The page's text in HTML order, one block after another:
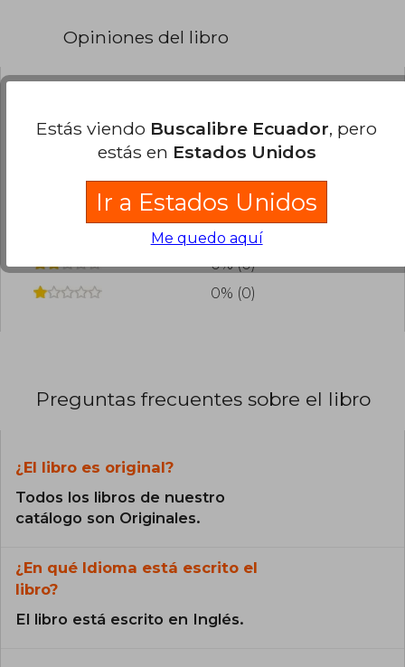
Opiniones del libro
agregar tu propia evaluación.
0% (0)
0% (0)
0% (0)
0% (0)
0% (0)
Preguntas frecuentes sobre el libro
¿El libro es original?
Todos los libros de nuestro
catálogo son Originales.
¿En qué Idioma está escrito el
libro?
El libro está escrito en Inglés.
Estás viendo Buscalibre Ecuador, pero
estás en Estados Unidos
Ir a Estados Unidos
Me quedo aquí